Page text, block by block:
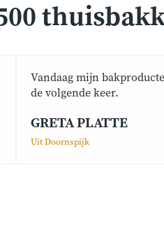
Vandaag mijn
de volgende keer.
GRETA PLATTE
Uit Doornspijk